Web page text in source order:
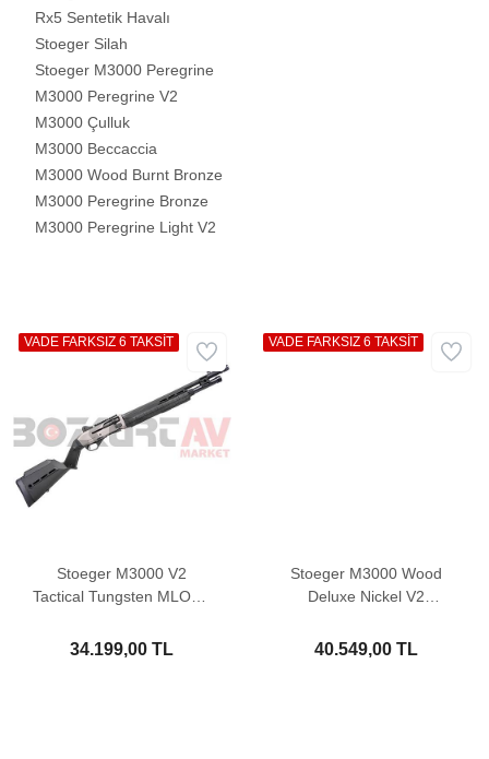
Rx5 Sentetik Havalı
Stoeger Silah
Stoeger M3000 Peregrine
M3000 Peregrine V2
M3000 Çulluk
M3000 Beccaccia
M3000 Wood Burnt Bronze
M3000 Peregrine Bronze
M3000 Peregrine Light V2
Stoeger M3000 V2
Tactical Tungsten MLOCK
34.199,00 TL
VADE FARKSIZ 6 TAKSİT
Stoeger M3000 Wood
Deluxe Nickel V2
40.549,00 TL
VADE FARKSIZ 6 TAKSİT